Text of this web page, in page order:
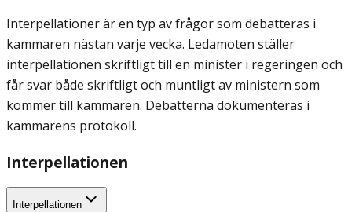
Interpellationer är en typ av frågor som debatteras i
kammaren nästan varje vecka. Ledamoten ställer
interpellationen skriftligt till en minister i regeringen och
får svar både skriftligt och muntligt av ministern som
kommer till kammaren. Debatterna dokumenteras i
kammarens protokoll.
Interpellationen
Interpellationen